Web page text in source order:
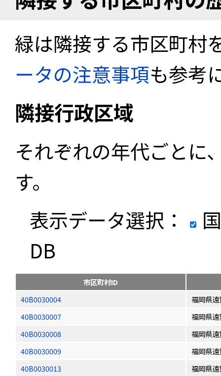
緑は隣接する市区町村
ータの注意事項も参考
隣接行政区域
それぞれの年代ごとに
す。
表示データ選択：
DB
市区町村ID
40B0030004
福岡県
40B0030007
福岡県
40B0030008
福岡県
40B0030009
福岡県
40B0030013
福岡県